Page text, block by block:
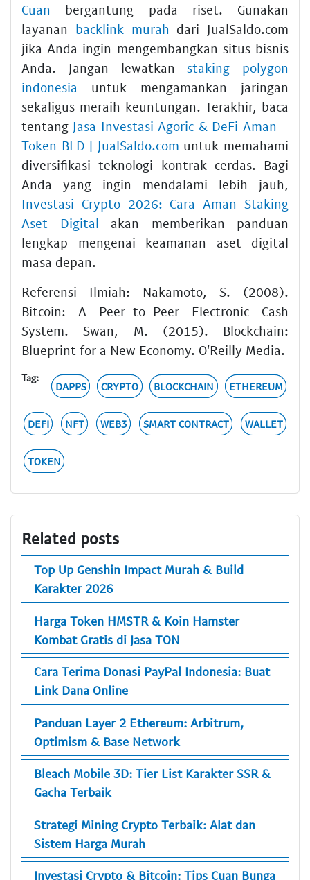
Cuan bergantung pada riset. Gunakan
layanan backlink murah dari JualSaldo.com
jika Anda ingin mengembangkan situs bisnis
Anda. Jangan lewatkanstaking polygon
indonesia untuk mengamankan jaringan
sekaligus meraih keuntungan. Terakhir, baca
tentang Jasa Investasi Agoric & DeFi Aman -
Token BLD | JualSaldo.com untuk memahami
diversifikasi teknologi kontrak cerdas. Bagi
Anda yang ingin mendalami lebih jauh,
Investasi Crypto 2026: Cara Aman Staking
Aset Digital akan memberikan panduan
lengkap mengenai keamanan aset digital
masa depan.
Referensi Ilmiah: Nakamoto, S. (2008).
Bitcoin: A Peer-to-Peer Electronic Cash
System. Swan, M. (2015). Blockchain:
Blueprint for a New Economy. O'Reilly Media.
Tag:
DAPPS CRYPTO BLOCKCHAIN ETHEREUM
DEFI NFT WEB3 SMART CONTRACT WALLET
TOKEN
Related posts
Top Up Genshin Impact Murah & Build
Karakter 2026
Harga Token HMSTR & Koin Hamster
Kombat Gratis di Jasa TON
Cara Terima Donasi PayPal Indonesia: Buat
Link Dana Online
Panduan Layer 2 Ethereum: Arbitrum,
Optimism & Base Network
Bleach Mobile 3D: Tier List Karakter SSR &
Gacha Terbaik
Strategi Mining Crypto Terbaik: Alat dan
Sistem Harga Murah
Investasi Crypto & Bitcoin: Tips Cuan Bunga